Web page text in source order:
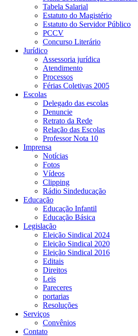
Tabela Salarial
Estatuto do Magistério
Estatuto do Servidor Público
PCCV
Concurso Literário
Jurídico
Assessoria jurídica
Atendimento
Processos
Férias Coletivas 2005
Escolas
Delegado das escolas
Denuncie
Retrato da Rede
Relação das Escolas
Professor Nota 10
Imprensa
Notícias
Fotos
Vídeos
Clipping
Rádio Sindeducação
Educação
Educação Infantil
Educação Básica
Legislação
Eleição Sindical 2024
Eleição Sindical 2020
Eleição Sindical 2016
Editais
Direitos
Leis
Pareceres
portarias
Resoluções
Serviços
Convênios
Contato